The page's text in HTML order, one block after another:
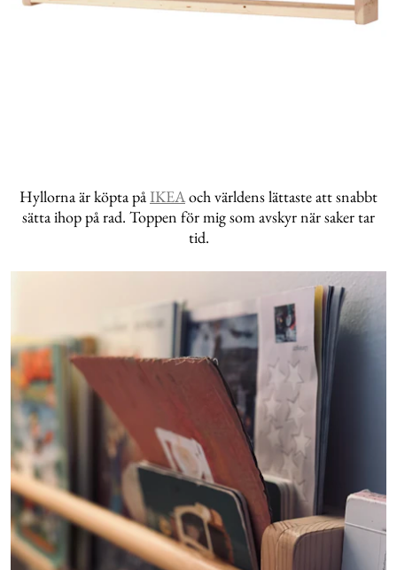
Hyllorna är köpta påIKEAoch världens lättaste att snabbt
sätta ihop på rad. Toppen för mig som avskyr när saker tar
tid.